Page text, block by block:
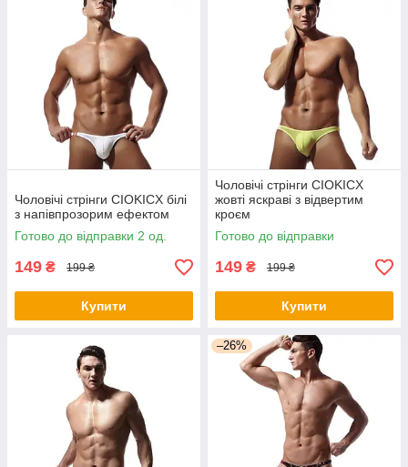
Чоловічі стрінги CIOKICX білі
з напівпрозорим ефектом
Готово до відправки 2 од.
149 ₴ 199 ₴
Купити
Чоловічі стрінги CIOKICX
жовті яскраві з відвертим
кроєм
Готово до відправки
149 ₴ 199 ₴
Купити
–26%